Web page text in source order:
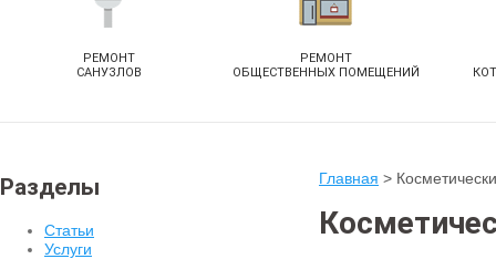
РЕМОНТ
САНУЗЛОВ
РЕМОНТ
ОБЩЕСТВЕННЫХ ПОМЕЩЕНИЙ
Разделы
Статьи
Услуги
Главная >